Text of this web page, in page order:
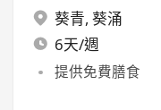
葵青, 葵涌
6天/週
提供免費膳食